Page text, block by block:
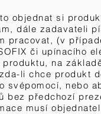
objednat si
dále zadavateli
pracovat, (v
či upínacího
na
li chce produkt
svépomocí, nebo
bez předchozí
musí